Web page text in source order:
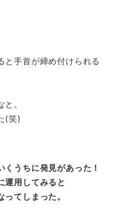
と手首が締め付けられる
。
(笑)
うちに発見があった！
運用してみると
てしまった。